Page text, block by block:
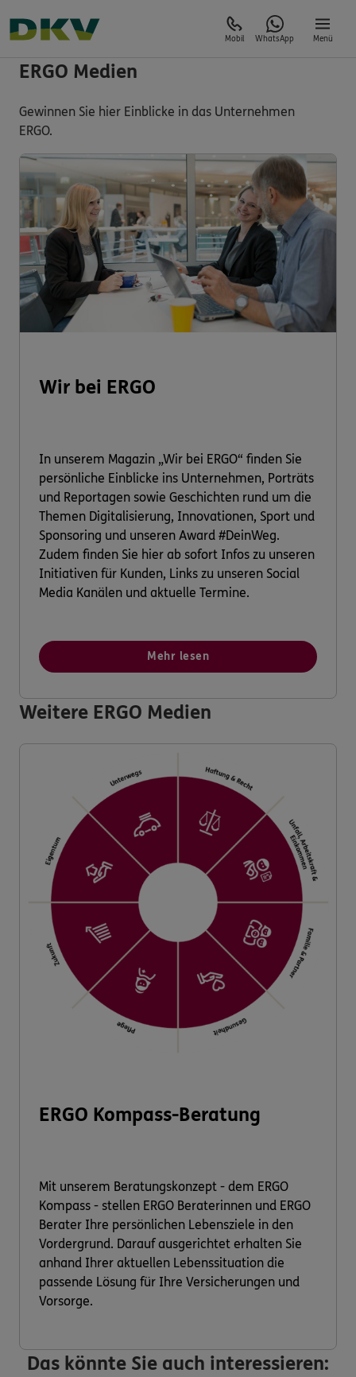
Mobil WhatsApp Menü
ERGO Medien
Gewinnen Sie hier Einblicke in das Unternehmen
ERGO.
Wir bei ERGO
In unserem Magazin „Wir bei ERGO“ finden Sie
persönliche Einblicke ins Unternehmen, Porträts
und Reportagen sowie Geschichten rund um die
Themen Digitalisierung, Innovationen, Sport und
Sponsoring und unseren Award #DeinWeg.
Zudem finden Sie hier ab sofort Infos zu unseren
Initiativen für Kunden, Links zu unseren Social
Media Kanälen und aktuelle Termine.
Mehr lesen
Weitere ERGO Medien
ERGO Kompass-Beratung
Mit unserem Beratungskonzept - dem ERGO
Kompass - stellen ERGO Beraterinnen und ERGO
Berater Ihre persönlichen Lebensziele in den
Vordergrund. Darauf ausgerichtet erhalten Sie
anhand Ihrer aktuellen Lebenssituation die
passende Lösung für Ihre Versicherungen und
Vorsorge.
Das könnte Sie auch interessieren: